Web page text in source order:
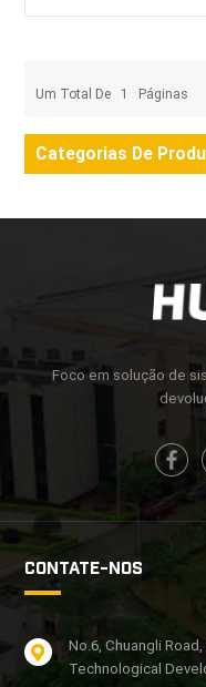
Um Total De 1 Páginas
Categorias De
Foco em solução de
CONTATE-NOS
No.6, Chuangli
Technological